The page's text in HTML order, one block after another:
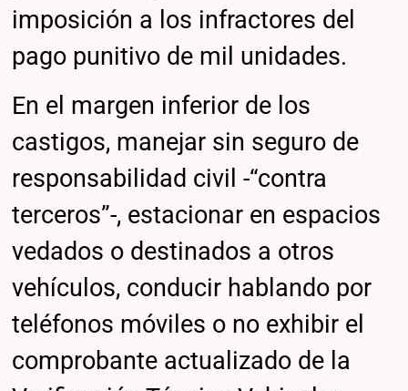
imposición a los infractores del
pago punitivo de mil unidades.
En el margen inferior de los
castigos, manejar sin seguro de
responsabilidad civil -“contra
terceros”-, estacionar en espacios
vedados o destinados a otros
vehículos, conducir hablando por
teléfonos móviles o no exhibir el
comprobante actualizado de la